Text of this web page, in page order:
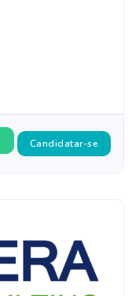
Candidatar-se